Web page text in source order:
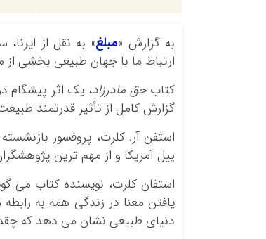
به گزارش «مبلغ» به نقل از
ارتباط ما با جهان طبیعی بخشی از
کتابحق مادرزاد، یک اثر پیشگام
گزارش کامل از تأثیر قدرتمند
استفن آر. کلرت، پروفسور
ییل آمریکا و از مهم ترین
استفان کلرت، نویسنده کتاب می
یافتن معنا در زندگی همه به
دنیای طبیعی نشان می دهد که